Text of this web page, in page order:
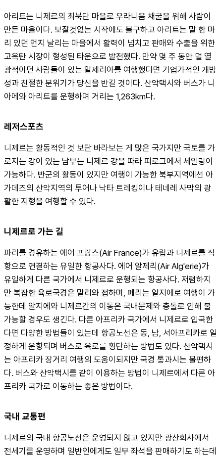
아리트는 니제르의 최북단 마을로 우라니움 채굴을 위해 사람이
만든 마을이다. 보잘것없는 시작에도 불구하고 아리트는 말 한 마
리 있던 먼지 날리는 마을에서 활력이 넘치고 판매와 수출을 위한
고옥탄 시장이 형성된 타운으로 발전했다. 만약 몇 주 동안 덜 열
광적이던 사람들이 있는 알제리아를 여행했다면 기업가적인 개방
성과 친절한 분위기가 당신을 반길 것이다. 산악택시와 버스가 니
아메와 아리트를 운행하며 거리는 1,263km다.
레저스포츠
니제르는 활동적인 것 보단 바라보는 게 많은 국가지만 국토를 가
로지는 강이 있는 남부는 니제르 강을 따라 피로그에서 세일링이
가능하다. 반군의 활동이 있지만 여행이 가능한 북부지역에선 아
가데즈의 산악지역의 투어나 낙타 트레킹이나 테네레 사막의 광
활한 지형을 여행할 수 있다.
니제르로 가는 길
파리를 경유하는 에어 프랑스(Air France)가 유럽과 니제르를 직
항으로 연결하는 유일한 항공사다. 에어 알제리(Air Alg'erie)가
유일하게 다른 국가에서 니제르로 운행되는 항공사다. 저렴하지
만 복잡한 육로국경은 말리와 접하며, 페리는 알지에로 여행이 가
능한데 알지에와 니제르간의 이동은 국내문제와 충돌로 인해 불
가능할 경우도 생긴다. 다른 아프리카 국가에서 니제르로 입국한
다면 다양한 방법들이 있는데 항공노선은 동, 남, 서아프리카로 일
정하게 운항되며 버스로 육로를 횡단하는 방법도 있다. 산악택시
는 아프리카 장거리 여행의 도움이되지만 국경 통과시는 불편하
다. 버스와 산악택시를 같이 이용하는 방법이 니제르에서 다른 아
프리카 국가로 이동하는 좋은 방법이다.
국내 교통편
니제르의 국내 항공노선은 운영되지 않고 있지만 광산회사에서
전세기를 운영하며 일반인에게도 일부 좌석을 판매하기도 하는데